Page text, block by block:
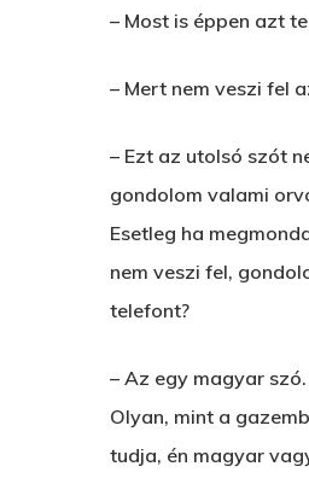
– Most is éppen azt
– Mert nem veszi fel
– Ezt az utolsó szót
gondolom valami
Esetleg ha
nem veszi fel,
telefont?
– Az egy magyar
Olyan, mint a
tudja, én magyar